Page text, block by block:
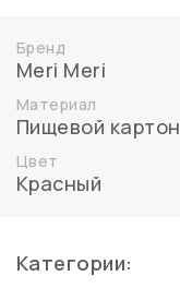
Бренд
Meri Meri
Материал
Пищевой картон
Цвет
Красный
Категории: